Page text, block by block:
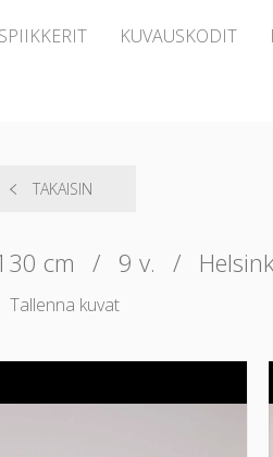
SPIIKKERIT KUVAUSKODIT
TAKAISIN
cm / 9 v. /
Tallenna kuvat